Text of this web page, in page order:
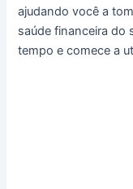
ajudando você a
saúde financeira do
tempo e comece a